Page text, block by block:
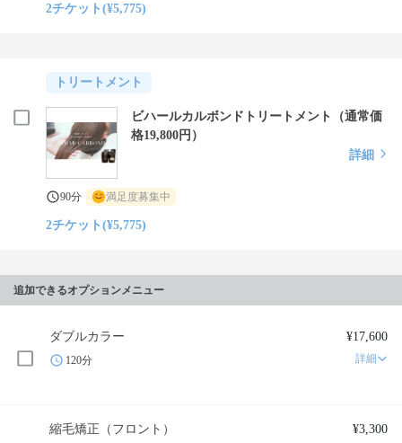
2チケット(¥5,775)
トリートメント
ビハールカルボンドトリートメント（通常価
格19,800円）
詳細
90分 満足度募集中
2チケット(¥5,775)
追加できるオプションメニュー
ダブルカラー ¥17,600
120分 詳細
縮毛矯正（フロント） ¥3,300